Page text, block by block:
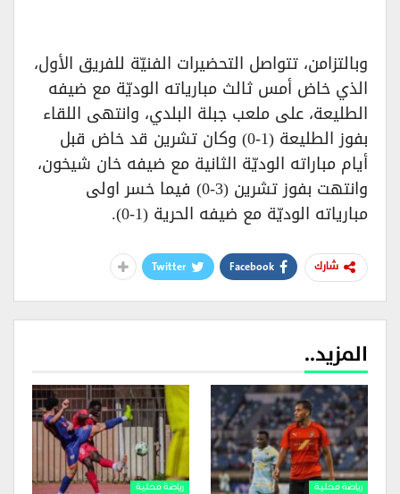
وبالتزامن، تتواصل التحضيرات الفنيّة للفريق الأول،
الذي خاض أمس ثالث مبارياته الوديّة مع ضيفه
الطليعة، على ملعب جبلة البلدي، وانتهى اللقاء
بفوز الطليعة (1-0) وكان تشرين قد خاض قبل
أيام مباراته الوديّة الثانية مع ضيفه خان شيخون،
وانتهت بفوز تشرين (3-0) فيما خسر اولى
مبارياته الوديّة مع ضيفه الحرية (1-0).
شارك Facebook
Twitter
المزيد..
رياضة محلية رياضة محلية